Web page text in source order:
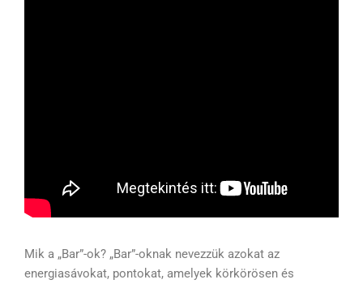
Mik a „Bar”-ok? „Bar”-oknak nevezzük azokat az
energiasávokat, pontokat, amelyek körkörösen és